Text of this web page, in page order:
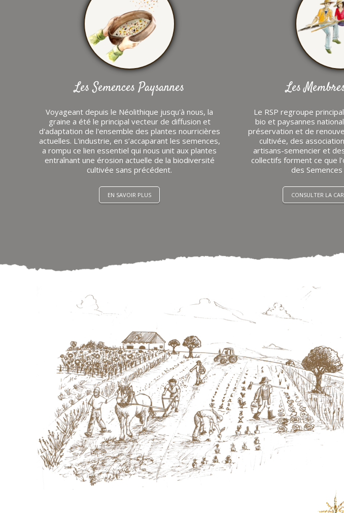
Les Semences Paysannes
Voyageant depuis le Néolithique jusqu'à nous, la
graine a été le principal vecteur de diffusion et
d'adaptation de l'ensemble des plantes nourricières
actuelles. L'industrie, en s’accaparant les semences,
a rompu ce lien essentiel qui nous unit aux plantes
entraînant une érosion actuelle de la biodiversité
cultivée sans précédent.
EN SAVOIR PLUS
Les
Le RSP regroupe
bio et paysannes
préservation et de
cultivée, des
artisans-semencier et
collectifs forment ce que
des
CONSULTER LA